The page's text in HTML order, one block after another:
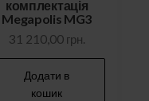
комплектація
Megapolis MG3
31 210,00 грн.
Додати в
кошик